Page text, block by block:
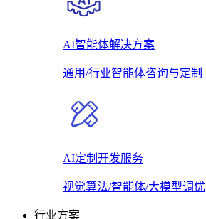
AI智能体解决方案
通用/行业智能体咨询与定制
AI定制开发服务
视觉算法/智能体/大模型调优
行业方案